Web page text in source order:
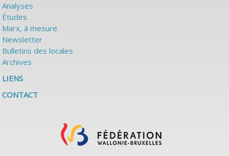
Analyses
Études
Marx, à mesure
Newsletter
Bulletins des locales
Archives
LIENS
CONTACT